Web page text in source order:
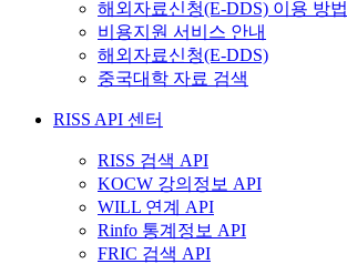
해외자료신청(E-DDS) 이용 방법
비용지원 서비스 안내
해외자료신청(E-DDS)
중국대학 자료 검색
RISS API 센터
RISS 검색 API
KOCW 강의정보 API
WILL 연계 API
Rinfo 통계정보 API
FRIC 검색 API